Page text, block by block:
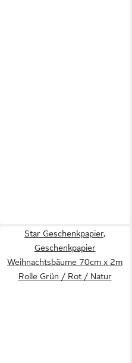
Star Geschenkpapier,
Geschenkpapier
Weihnachtsbäume 70cm x 2m
Rolle Grün / Rot / Natur